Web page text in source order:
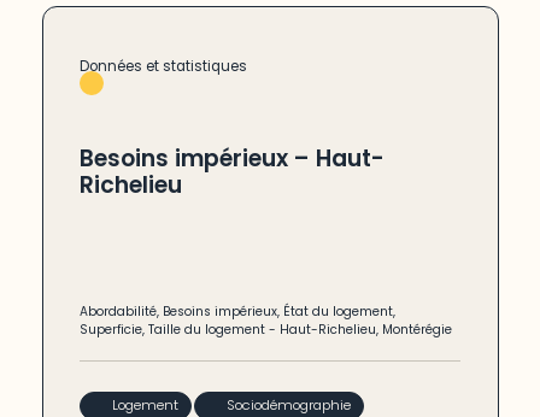
Données et statistiques
Besoins impérieux – Haut-
Richelieu
Abordabilité, Besoins impérieux, État du logement,
Superficie,Taille du logement - Haut-Richelieu, Montérégie
Logement Sociodémographie